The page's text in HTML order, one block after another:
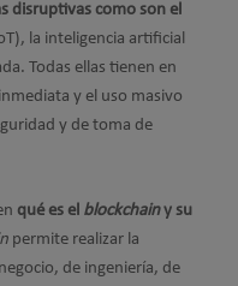
disruptivas como son el
la inteligencia artificial
Todas ellas tienen en
y el uso masivo
y de toma de
qué es el blockchainy su
permite realizar la
de ingeniería, de